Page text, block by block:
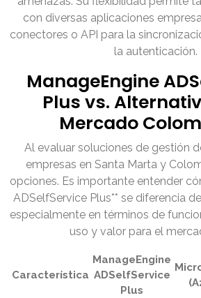
con diversas aplicaciones
conectores o API para la
la autenticación.
ManageEngine
Plus vs.
Mercado
Al evaluar soluciones de gestión
empresas en Santa Marta y
opciones. Es importante entender
ADSelfService Plus** se diferencia
especialmente en términos de
uso y valor para el
Característica
ManageEngine
ADSelfService
Plus